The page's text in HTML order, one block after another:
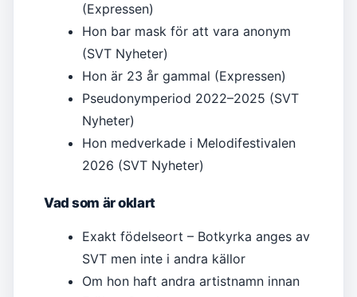
(Expressen)
Hon bar mask för att vara anonym
(SVT Nyheter)
Hon är 23 år gammal (Expressen)
Pseudonymperiod 2022–2025 (SVT
Nyheter)
Hon medverkade i Melodifestivalen
2026 (SVT Nyheter)
Vad som är oklart
Exakt födelseort – Botkyrka anges av
SVT men inte i andra källor
Om hon haft andra artistnamn innan